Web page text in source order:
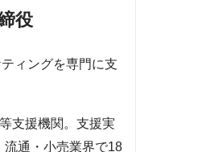
役
ィングを専門に支
支援機関。支援実
流通・小売業界で18